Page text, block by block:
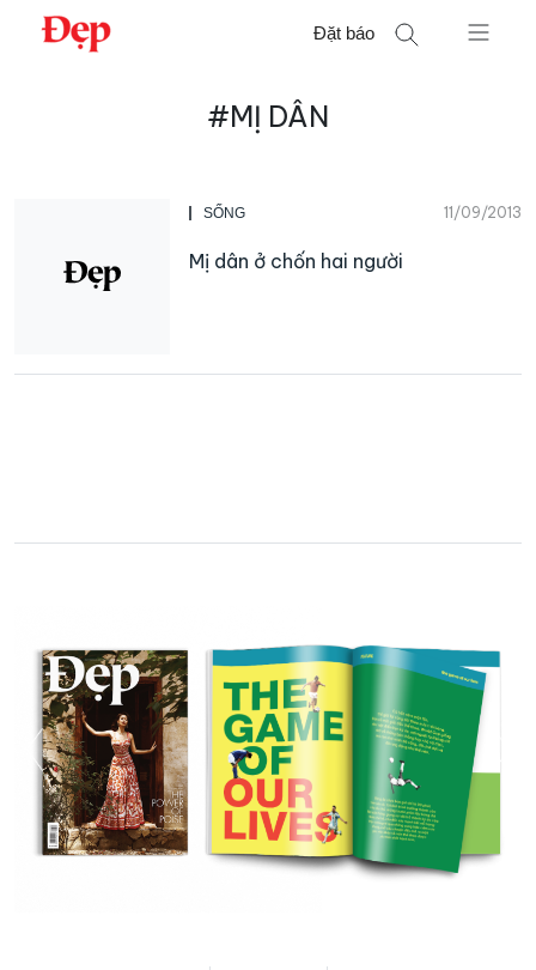
Chuyển
Đặt báo
#MỊ DÂN
SỐNG 11/09/2013
Mị dân ở chốn hai người